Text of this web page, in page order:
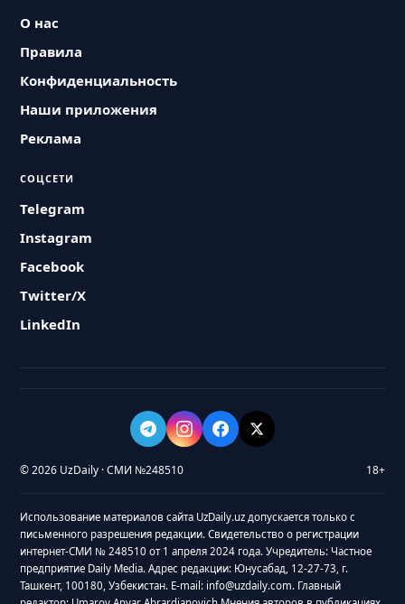
О нас
Правила
Конфиденциальность
Наши приложения
Реклама
СОЦСЕТИ
Telegram
Instagram
Facebook
Twitter/X
LinkedIn
© 2026 UzDaily · СМИ №248510 18+
Использование материалов сайта UzDaily.uz допускается только с
письменного разрешения редакции. Свидетельство о регистрации
интернет-СМИ № 248510 от 1 апреля 2024 года. Учредитель: Частное
предприятие Daily Media. Адрес редакции: Юнусабад, 12-27-73, г.
Ташкент, 100180, Узбекистан. E-mail: info@uzdaily.com. Главный